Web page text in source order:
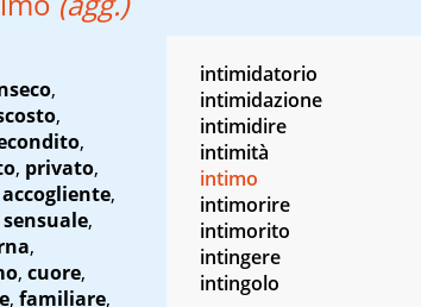
,
,
,
, privato,
accogliente,
sensuale,
,
, cuore,
, familiare,
intimidatorio
intimidazione
intimidire
intimità
intimo
intimorire
intimorito
intingere
intingolo